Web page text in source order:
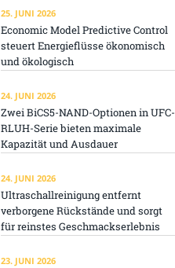
25. JUNI 2026
Economic Model Predictive Control
steuert Energieflüsse ökonomisch
und ökologisch
24. JUNI 2026
Zwei BiCS5-NAND-Optionen in UFC-
RLUH-Serie bieten maximale
Kapazität und Ausdauer
24. JUNI 2026
Ultraschallreinigung entfernt
verborgene Rückstände und sorgt
für reinstes Geschmackserlebnis
23. JUNI 2026